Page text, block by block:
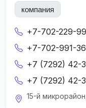
компания
+7-702-229-
+7-702-991-
+7 (7292) 42-
+7 (7292) 42-
15-й